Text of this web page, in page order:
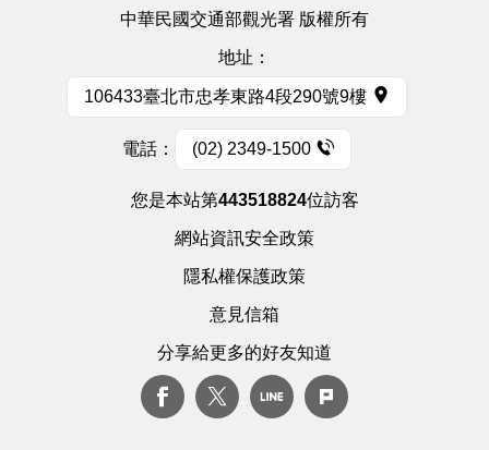
中華民國交通部觀光署 版權所有
地址：
106433臺北市忠孝東路4段290號9樓
電話： (02) 2349-1500
您是本站第443518824位訪客
網站資訊安全政策
隱私權保護政策
意見信箱
分享給更多的好友知道